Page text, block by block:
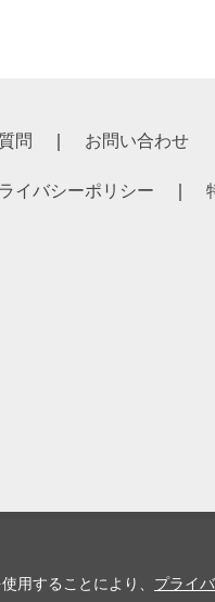
問 お問い合わせ
イバシーポリシー
用することにより、 プライ